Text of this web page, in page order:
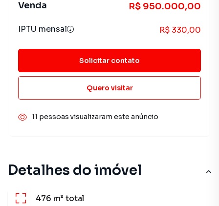
Detalhes do imóvel
476 m²total
Venda R$ 950.000,00
IPTU mensal R$ 330,00
Solicitar contato
Quero visitar
11 pessoas visualizaram este anúncio